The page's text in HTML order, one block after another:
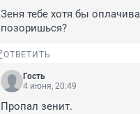
Зеня тебе хотя бы
позоришься?
ОТВЕТИТЬ
Гость
4 июня, 20:49
Пропал зенит.